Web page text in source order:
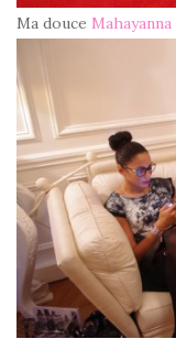
Ma douce Mahayanna